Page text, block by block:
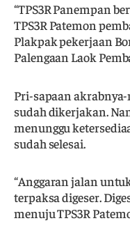
“TPS3R Panempan
TPS3R Patemon
Plakpak pekerjaan
Palengaan Laok
Pri-sapaan
sudah dikerjakan.
menunggu
sudah selesai.
“Anggaran jalan
terpaksa digeser.
menuju TPS3R